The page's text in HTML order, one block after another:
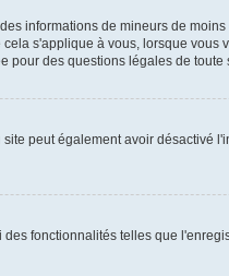
informations de mineurs de
s'applique à vous, lorsque
des questions légales de
peut également avoir désactivé
fonctionnalités telles que